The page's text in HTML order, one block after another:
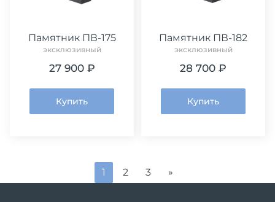
Памятник ПВ-175
эксклюзивный
27 900 ₽
Купить
Памятник ПВ-182
эксклюзивный
28 700 ₽
Купить
1 2 3 »